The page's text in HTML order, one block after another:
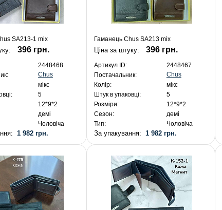
SA213-1 mix
396 грн.
2448468
Chus
мікс
5
12*9*2
демі
Чоловіча
1 982 грн.
Гаманець Chus SA213 mix
Ціна за штуку: 396 грн.
Артикул ID:
2448467
Постачальник:
Chus
Колір:
мікс
Штук в упаковці:
5
Розміри:
12*9*2
Сезон:
демі
Тип:
Чоловіча
За упакування: 1 982 грн.